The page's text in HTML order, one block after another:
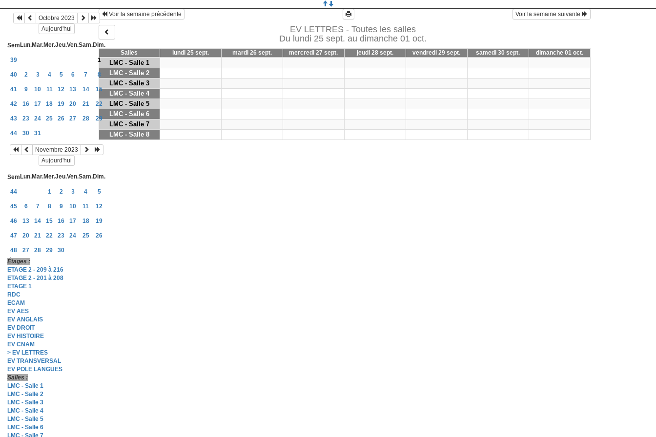
Octobre 2023
Aujourd'hui
Sem Lun.Mar.Mer.Jeu.Ven.Sam.Dim.
39 1
40 2 3 4 5 6 7 8
41 9 10 11 12 13 14 15
42 16 17 18 19 20 21 22
43 23 24 25 26 27 28 29
44 30 31
Novembre 2023
Aujourd'hui
Sem Lun.Mar.Mer.Jeu.Ven.Sam.Dim.
44 1 2 3 4 5
45 6 7 8 9 10 11 12
46 13 14 15 16 17 18 19
47 20 21 22 23 24 25 26
48 27 28 29
30
Étages :
ETAGE 2 - 209 à 216
ETAGE 2 - 201 à 208
ETAGE 1
RDC
ECAM
EV AES
EV ANGLAIS
EV DROIT
EV HISTOIRE
EV CNAM
> EV LETTRES
EV TRANSVERSAL
EV POLE LANGUES
Salles :
LMC - Salle 1
LMC - Salle 2
LMC - Salle 3
LMC - Salle 4
LMC - Salle 5
LMC - Salle 6
LMC - Salle 7
Voir la semaine précédente Voir la semaine suivante
EV LETTRES - Toutes les salles
Du lundi 25 sept. au dimanche 01 oct.
Salles lundi 25 sept. mardi 26 sept. mercredi 27 sept. jeudi 28 sept. vendredi 29 sept. samedi 30 sept. dimanche 01 oct.
LMC - Salle 1
LMC - Salle 2
LMC - Salle 3
LMC - Salle 4
LMC - Salle 5
LMC - Salle 6
LMC - Salle 7
LMC - Salle 8